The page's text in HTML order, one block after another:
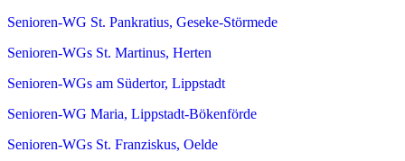
Senioren-WG St. Pankratius, Geseke-Störmede
Senioren-WGs St. Martinus, Herten
Senioren-WGs am Südertor, Lippstadt
Senioren-WG Maria, Lippstadt-Bökenförde
Senioren-WGs St. Franziskus, Oelde